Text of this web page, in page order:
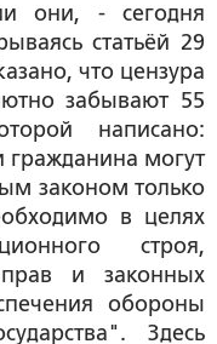
они, - сегодня
статьёй 29
что цензура
забывают 55
написано:
могут
законом только
в целях
строя,
прав и законных
обороны
Здесь